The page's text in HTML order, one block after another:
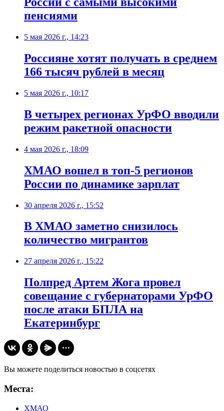
пенсиями
5 мая 2026 г., 14:23
Россияне хотят получать в среднем
166 тысяч рублей в месяц
5 мая 2026 г., 10:17
В четырех регионах УрФО вводили
режим ракетной опасности
4 мая 2026 г., 18:09
ХМАО вошел в топ-5 регионов
России по динамике зарплат
30 апреля 2026 г., 15:52
В ХМАО заметно снизилось
количество мигрантов
27 апреля 2026 г., 15:22
Полпред Артем Жога провел
совещание с губернаторами УрФО
после атаки БПЛА на
Екатеринбург
Вы можете поделиться новостью в соцсетях
Места:
ХМАО